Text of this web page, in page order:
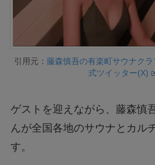
引用元： 藤森慎吾の有楽町サウナク
式ツイッター(X)
ゲストを迎えながら、藤森慎
んが全国各地のサウナとカル
す。